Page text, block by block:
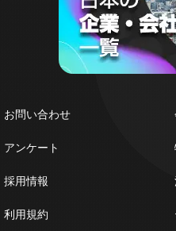
お問い合わせ
アンケート
採用情報
利用規約